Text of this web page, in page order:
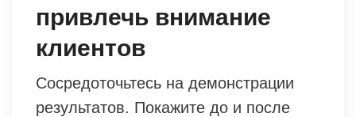
привлечь внимание
клиентов
Сосредоточьтесь на демонстрации
результатов. Покажите до и после